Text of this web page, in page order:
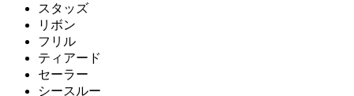
スタッズ
リボン
フリル
ティアード
セーラー
シースルー